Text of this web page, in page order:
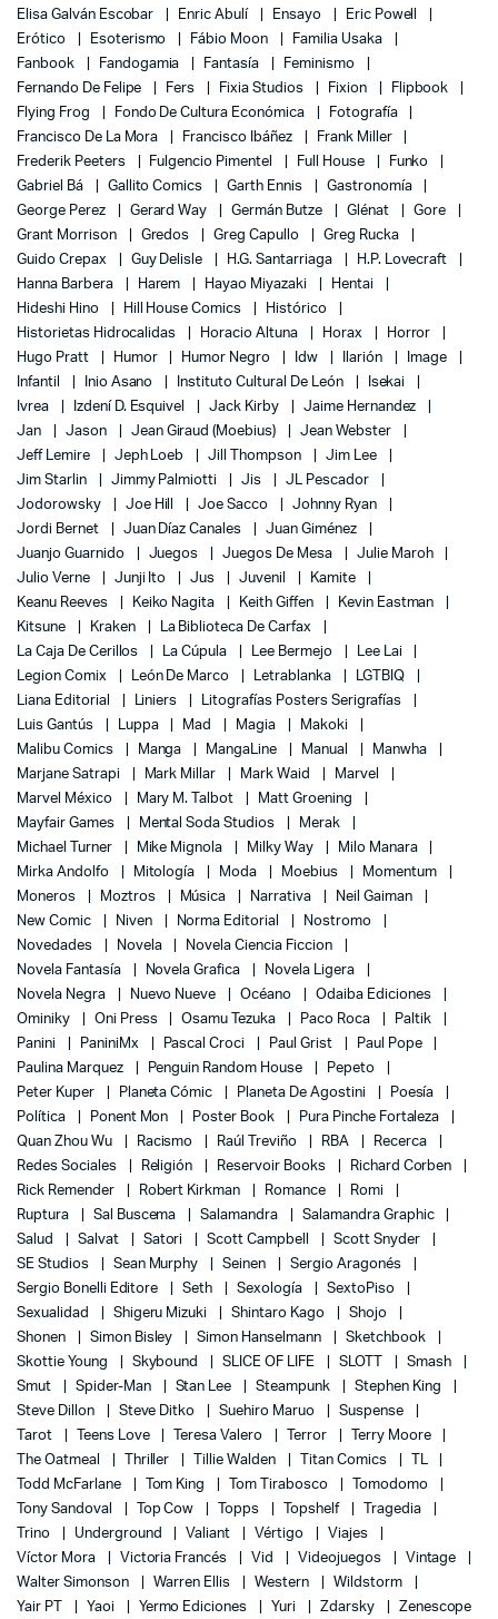
Elisa Galván Escobar
Enric Abulí Ensayo
Eric Powell
Erótico
Esoterismo Fábio Moon
Familia Usaka
Fanbook
Fandogamia Fantasía
Feminismo
Fernando De Felipe
Fers Fixia Studios Fixion
Flipbook
Flying Frog
Fondo De Cultura Económica
Fotografía
Francisco De La Mora
Francisco Ibáñez
Frank Miller
Frederik Peeters
Fulgencio Pimentel Full House
Funko
Gabriel Bá
Gallito Comics Garth Ennis
Gastronomía
George Perez
Gerard Way Germán Butze Glénat
Gore
Grant Morrison
Gredos Greg Capullo
Greg Rucka
Guido Crepax
Guy Delisle H.G. Santarriaga
H.P. Lovecraft
Hanna Barbera
Harem Hayao Miyazaki
Hentai
Hideshi Hino
Hill House Comics
Histórico
Historietas Hidrocalidas
Horacio Altuna Horax
Horror
Hugo Pratt
Humor Humor Negro Idw Ilarión
Image
Infantil
Inio Asano Instituto Cultural De León
Isekai
Ivrea
Izdení D. Esquivel Jack Kirby
Jaime Hernandez
Jan
Jason Jean Giraud (Moebius)
Jean Webster
Jeff Lemire
Jeph Loeb Jill Thompson
Jim Lee
Jim Starlin
Jimmy Palmiotti Jis
JL Pescador
Jodorowsky
Joe Hill Joe Sacco
Johnny Ryan
Jordi Bernet
Juan Díaz Canales
Juan Giménez
Juanjo Guarnido
Juegos Juegos De Mesa
Julie Maroh
Julio Verne
Junji Ito Jus Juvenil
Kamite
Keanu Reeves
Keiko Nagita Keith Giffen
Kevin Eastman
Kitsune
Kraken
La Biblioteca De Carfax
La Caja De Cerillos
La Cúpula Lee Bermejo
Lee Lai
Legion Comix
León De Marco Letrablanka
LGTBIQ
Liana Editorial
Liniers
Litografías Posters Serigrafías
Luis Gantús
Luppa Mad Magia
Makoki
Malibu Comics
Manga MangaLine Manual
Manwha
Marjane Satrapi
Mark Millar Mark Waid
Marvel
Marvel México
Mary M. Talbot
Matt Groening
Mayfair Games
Mental Soda Studios
Merak
Michael Turner
Mike Mignola Milky Way
Milo Manara
Mirka Andolfo
Mitología Moda Moebius
Momentum
Moneros
Moztros Música Narrativa
Neil Gaiman
New Comic
Niven Norma Editorial
Nostromo
Novedades
Novela
Novela Ciencia Ficcion
Novela Fantasía
Novela Grafica
Novela Ligera
Novela Negra
Nuevo Nueve Océano
Odaiba Ediciones
Ominiky
Oni Press Osamu Tezuka Paco Roca
Paltik
Panini
PaniniMx Pascal Croci Paul Grist
Paul Pope
Paulina Marquez
Penguin Random House
Pepeto
Peter Kuper
Planeta Cómic Planeta De Agostini
Poesía
Política
Ponent Mon Poster Book
Pura Pinche Fortaleza
Quan Zhou Wu
Racismo Raúl Treviño RBA
Recerca
Redes Sociales
Religión Reservoir Books
Richard Corben
Rick Remender
Robert Kirkman Romance
Romi
Ruptura
Sal Buscema Salamandra
Salamandra Graphic
Salud
Salvat Satori Scott Campbell
Scott Snyder
SE Studios
Sean Murphy Seinen
Sergio Aragonés
Sergio Bonelli Editore
Seth Sexología
SextoPiso
Sexualidad
Shigeru Mizuki Shintaro Kago
Shojo
Shonen
Simon Bisley Simon Hanselmann
Sketchbook
Skottie Young
Skybound SLICE OF LIFE SLOTT
Smash
Smut
Spider-Man Stan Lee Steampunk
Stephen King
Steve Dillon
Steve Ditko Suehiro Maruo
Suspense
Tarot
Teens Love Teresa Valero Terror
Terry Moore
The Oatmeal
Thriller Tillie Walden Titan Comics
TL
Todd McFarlane
Tom King Tom Tirabosco
Tomodomo
Tony Sandoval
Top Cow Topps Topshelf
Tragedia
Trino
Underground Valiant Vértigo
Viajes
Víctor Mora
Victoria Francés Vid Videojuegos
Vintage
Walter Simonson
Warren Ellis Western
Wildstorm
Yair PT
Yaoi Yermo Ediciones Yuri Zdarsky Zenescope